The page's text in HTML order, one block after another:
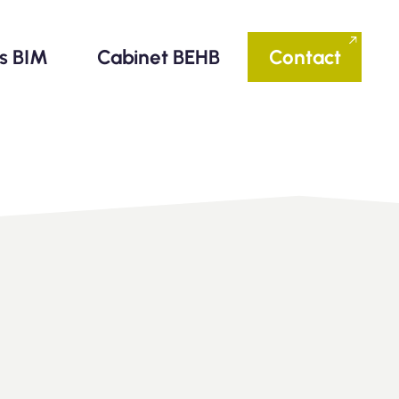
BIM Cabinet BEHB Contact